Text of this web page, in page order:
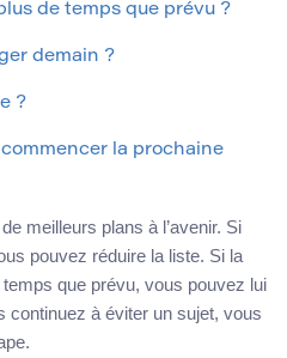
de temps que prévu ?
demain ?
?
la prochaine
meilleurs plans à l’avenir. Si
pouvez réduire la liste. Si la
que prévu, vous pouvez lui
continuez à éviter un sujet, vous